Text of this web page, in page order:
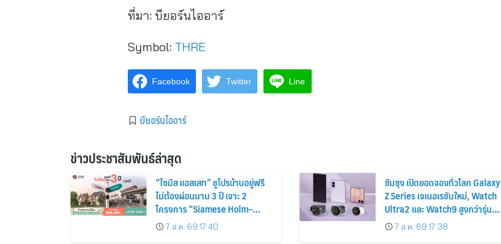
ที่มา: บียอร์นไออาร์
Symbol: THRE
Facebook Twitter Line
บียอร์นไออาร์
ข่าวประชาสัมพันธ์ล่าสุด
“ไซมิส แอสเสท” ชูโปรบ้านอยู่ฟรี
ไม่ต้องผ่อนนาน 3 ปี เจาะ 2
โครงการ “Siamese Holm–
Siamese Blossom” พร้อม
ส่วนลดและสิทธิพิเศษถึง 31
7 ส.ค. 69 17:40
ซัมซุง เปิดยอดจองทั่วโลก Galaxy
Z Series เจเนอเรชันใหม่, Watch
Ultra2 และ Watch9 สูงกว่ารุ่น
ก่อนหน้ากว่า 30%
7 ส.ค. 69 17:38